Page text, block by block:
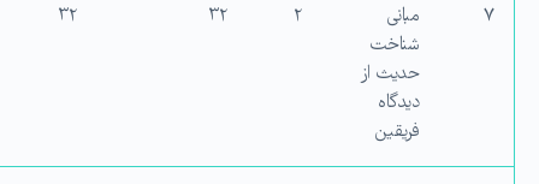
۷
مبانی
شناخت
حدیث از
دیدگاه
فریقین
۲ ۳۲ ۳۲